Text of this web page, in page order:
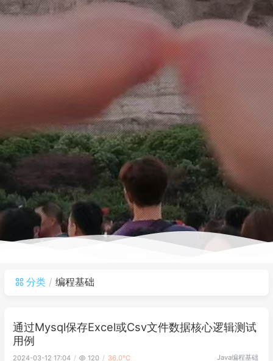
分类 编程基础
通过Mysql保存Excel或Csv文件数据核心逻辑测试
用例
2024-03-12 17:04 120 36.0℃ Java编程基础